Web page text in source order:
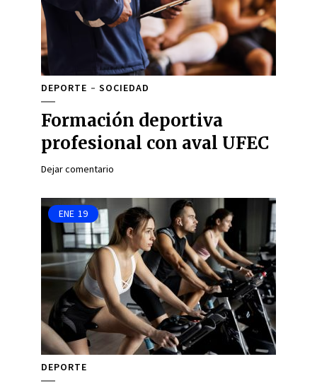
DEPORTE SOCIEDAD
Formación deportiva
profesional con aval UFEC
Dejar comentario
ENE 19
DEPORTE